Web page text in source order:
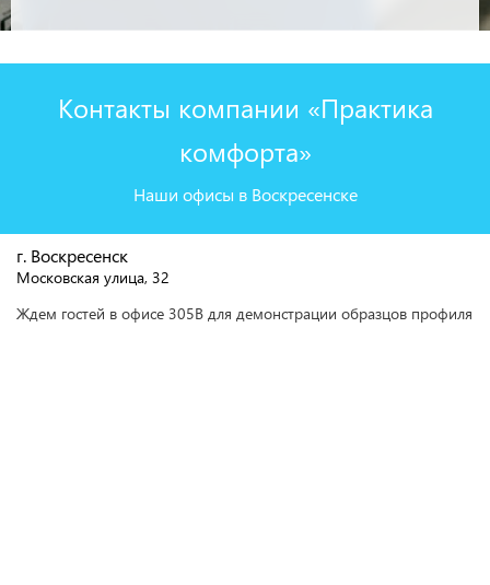
Контакты компании «Практика
комфорта»
Наши офисы в Воскресенске
г. Воскресенск
Московская улица, 32
Ждем гостей в офисе 305В для демонстрации образцов профиля